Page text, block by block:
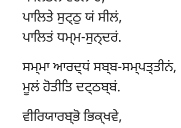
ਪਾਲਿਤੇ ਸੁਟ੍ਠੁ ਯਂ ਸੀਲਂ,
ਪਾਲਿਤਂ ਧਮ੍ਮ-ਸੁਨ੍ਦਰਂ.
ਸਮ੍ਮਾਆਰਦ੍ਧਂ ਸਬ੍ਬ-ਸਮ੍ਪਤ੍ਤੀਨਂ,
ਮੂਲਂ ਹੋਤੀਤਿ ਦਟ੍ਠਬ੍ਬਂ.
ਵੀਰਿਯਾਰਬ੍ਭੋਭਿਕ੍ਖਵੇ,